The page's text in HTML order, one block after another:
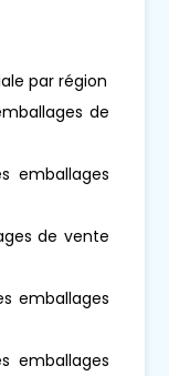
par région
de
emballages
de vente
emballages
emballages